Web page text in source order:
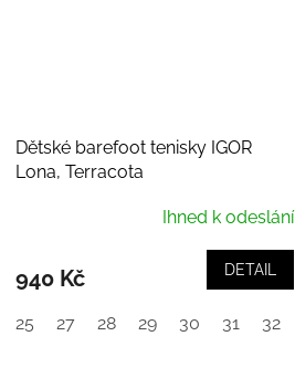
Dětské barefoot tenisky IGOR
Lona, Terracota
Ihned k odeslání
940 Kč DETAIL
25 27 28 29 30 31 32